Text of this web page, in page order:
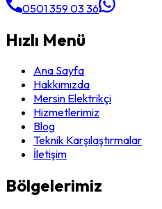
0501 359 03 36
Hızlı Menü
Ana Sayfa
Hakkımızda
Mersin Elektrikçi
Hizmetlerimiz
Blog
Teknik Karşılaştırmalar
İletişim
Bölgelerimiz